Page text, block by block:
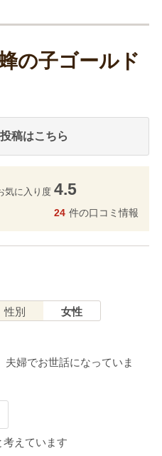
の子ゴールド
稿はこちら
気に入り度 4.5
24 件の口コミ情報
性別 女性
夫婦でお世話になっていま
えています